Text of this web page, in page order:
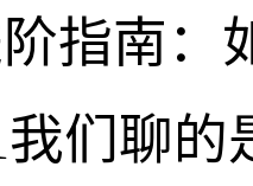
指南：
我们聊